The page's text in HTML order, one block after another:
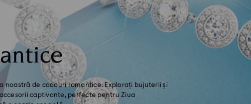
noastră de cadouri romantice. Explorați bujuterii și
captivante, perfecte pentru Ziua